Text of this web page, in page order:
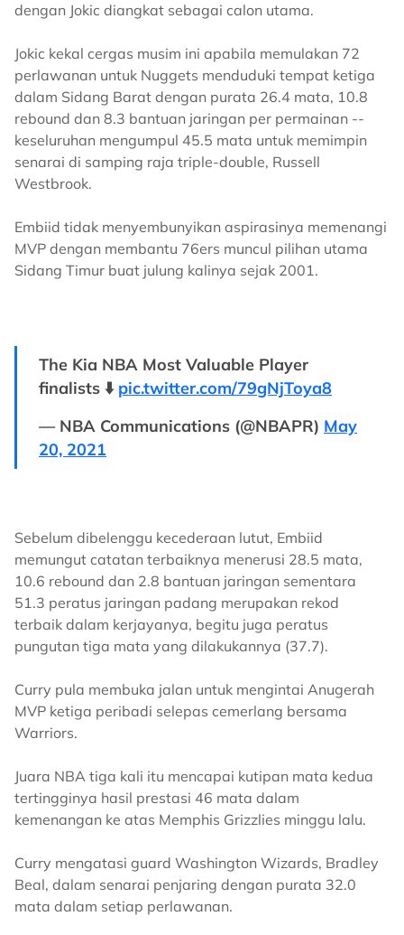
dengan Jokic diangkat sebagai calon utama.
Jokic kekal cergas musim ini apabila memulakan 72
perlawanan untuk Nuggets menduduki tempat ketiga
dalam Sidang Barat dengan purata 26.4 mata, 10.8
rebound dan 8.3 bantuan jaringan per permainan --
keseluruhan mengumpul 45.5 mata untuk memimpin
senarai di samping raja triple-double, Russell
Westbrook.
Embiid tidak menyembunyikan aspirasinya memenangi
MVP dengan membantu 76ers muncul pilihan utama
Sidang Timur buat julung kalinya sejak 2001.
The Kia NBA Most Valuable Player
finalists ⬇️ pic.twitter.com/79gNjToya8
— NBA Communications (@NBAPR) May
20, 2021
Sebelum dibelenggu kecederaan lutut, Embiid
memungut catatan terbaiknya menerusi 28.5 mata,
10.6 rebound dan 2.8 bantuan jaringan sementara
51.3 peratus jaringan padang merupakan rekod
terbaik dalam kerjayanya, begitu juga peratus
pungutan tiga mata yang dilakukannya (37.7).
Curry pula membuka jalan untuk mengintai Anugerah
MVP ketiga peribadi selepas cemerlang bersama
Warriors.
Juara NBA tiga kali itu mencapai kutipan mata kedua
tertingginya hasil prestasi 46 mata dalam
kemenangan ke atas Memphis Grizzlies minggu lalu.
Curry mengatasi guard Washington Wizards, Bradley
Beal, dalam senarai penjaring dengan purata 32.0
mata dalam setiap perlawanan.